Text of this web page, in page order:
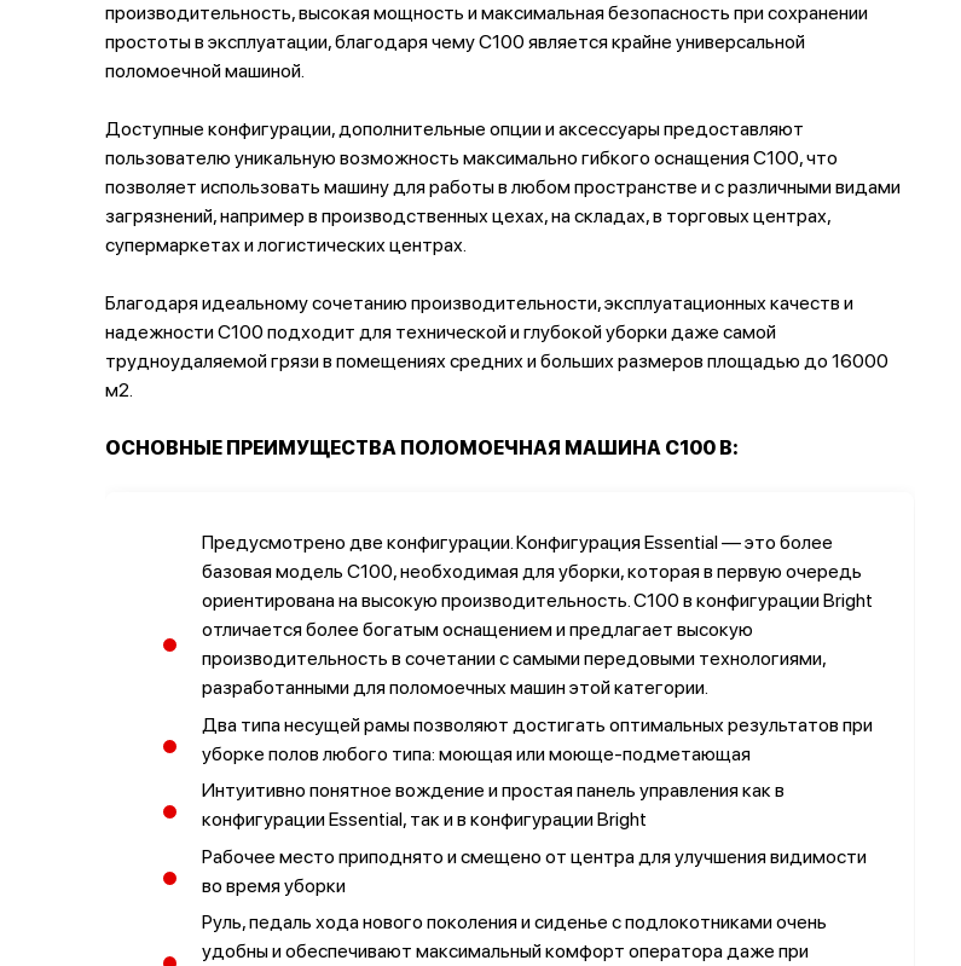
производительность, высокая мощность и максимальная безопасность при сохранении
простоты в эксплуатации, благодаря чему C100 является крайне универсальной
поломоечной машиной.
Доступные конфигурации, дополнительные опции и аксессуары предоставляют
пользователю уникальную возможность максимально гибкого оснащения C100, что
позволяет использовать машину для работы в любом пространстве и с различными видами
загрязнений, например в производственных цехах, на складах, в торговых центрах,
супермаркетах и логистических центрах.
Благодаря идеальному сочетанию производительности, эксплуатационных качеств и
надежности C100 подходит для технической и глубокой уборки даже самой
трудноудаляемой грязи в помещениях средних и больших размеров площадью до 16000
м2.
ОСНОВНЫЕ ПРЕИМУЩЕСТВА ПОЛОМОЕЧНАЯ МАШИНА C100 B:
Предусмотрено две конфигурации. Конфигурация Essential — это более
базовая модель C100, необходимая для уборки, которая в первую очередь
ориентирована на высокую производительность. C100 в конфигурации Bright
отличается более богатым оснащением и предлагает высокую
производительность в сочетании с самыми передовыми технологиями,
разработанными для поломоечных машин этой категории.
Два типа несущей рамы позволяют достигать оптимальных результатов при
уборке полов любого типа: моющая или моюще-подметающая
Интуитивно понятное вождение и простая панель управления как в
конфигурации Essential, так и в конфигурации Bright
Рабочее место приподнято и смещено от центра для улучшения видимости
во время уборки
Руль, педаль хода нового поколения и сиденье с подлокотниками очень
удобны и обеспечивают максимальный комфорт оператора даже при